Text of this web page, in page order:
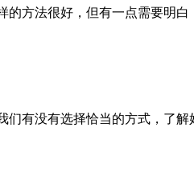
方法很好，但有一点需要明
有没有选择恰当的方式，了